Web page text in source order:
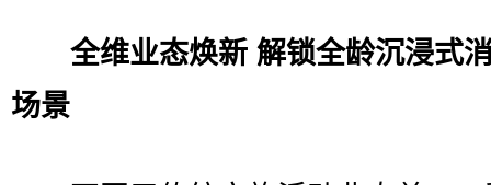
全维业态焕新 解锁全龄沉浸式
场景